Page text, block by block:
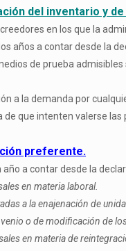
del inventario y
en los que la
años a contar desde la
de prueba
a la demanda por
de que intenten valerse
preferente.
año a contar desde la
en materia laboral.
a la enajenación de
o de modificación de
en materia de